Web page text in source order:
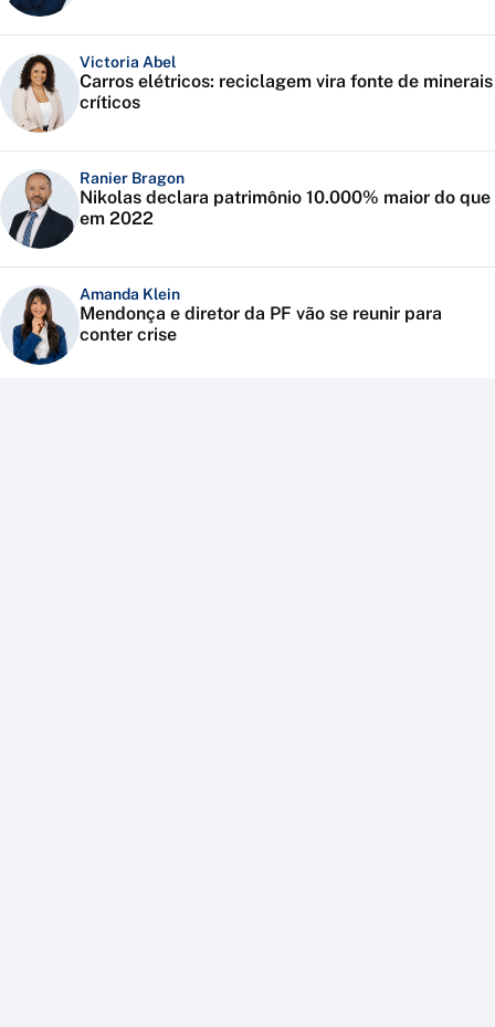
Victoria Abel
Carros elétricos: reciclagem vira fonte de minerais
críticos
Ranier Bragon
Nikolas declara patrimônio 10.000% maior do que
em 2022
Amanda Klein
Mendonça e diretor da PF vão se reunir para
conter crise